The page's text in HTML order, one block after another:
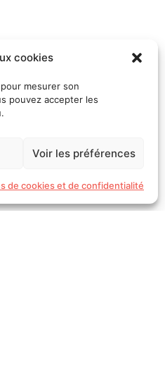
cookies
mesurer son
pouvez accepter les
Voir les préférences
de cookies et de confidentialité
Achats
et ... ?